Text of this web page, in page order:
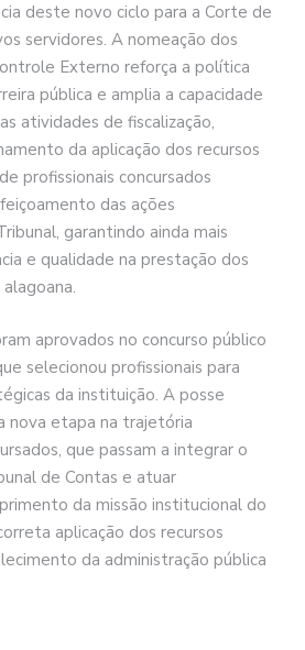
deste novo ciclo para a Corte de
servidores. A nomeação dos
Externo reforça a política
pública e amplia a capacidade
atividades de fiscalização,
da aplicação dos recursos
profissionais concursados
das ações
garantindo ainda mais
e qualidade na prestação dos
aprovados no concurso público
selecionou profissionais para
da instituição. A posse
nova etapa na trajetória
que passam a integrar o
de Contas e atuar
da missão institucional do
aplicação dos recursos
da administração pública